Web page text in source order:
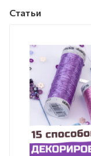
Статьи